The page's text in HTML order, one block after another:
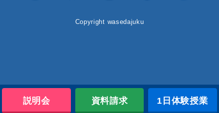
Copyright wasedajuku
説明会 資料請求 1日体験授業